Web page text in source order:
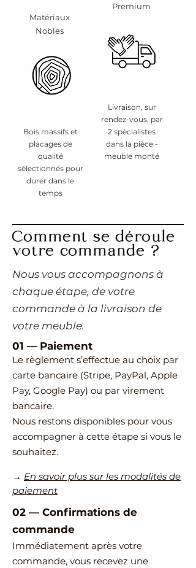
Matériaux
Nobles
Bois massifs et
placages de
qualité
sélectionnés pour
durer dans le
temps
Premium
Livraison, sur
rendez-vous, par
2 spécialistes
dans la pièce -
meuble monté
Comment se déroule
votre commande ?
​Nous vous accompagnons à
chaque étape, de votre
commande à la livraison de
votre meuble.
01 — Paiement
Le règlement s’effectue au choix par
carte bancaire (Stripe, PayPal, Apple
Pay, Google Pay) ou par virement
bancaire.
Nous restons disponibles pour vous
accompagner à cette étape si vous le
souhaitez.
→ En savoir plus sur les modalités de
paiement
02 — ​Confirmations de
commande
Immédiatement après votre
commande, vous recevez une